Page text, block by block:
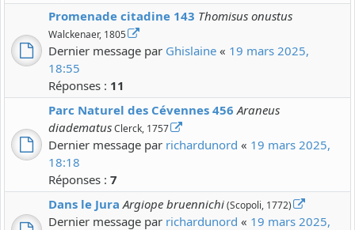
Promenade citadine 143 Thomisus onustus
Walckenaer, 1805
Dernier message par Ghislaine « 19 mars 2025,
18:55
Réponses : 11
Parc Naturel des Cévennes 456 Araneus
diadematusClerck, 1757
Dernier message par richardunord « 19 mars 2025,
18:18
Réponses : 7
Dans le Jura Argiope bruennichi(Scopoli, 1772)
Dernier message par richardunord « 19 mars 2025,